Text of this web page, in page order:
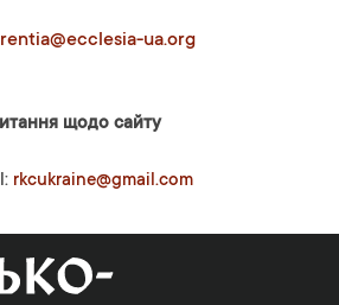
ua.org
щодо сайту
rkcukraine@gmail.com